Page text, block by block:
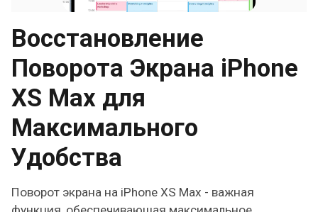
Восстановление
Поворота Экрана iPhone
XS Max для
Максимального
Удобства
Поворот экрана на iPhone XS Max - важная